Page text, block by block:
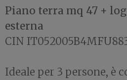
Piano terra mq 47 +
esterna
CIN
Ideale per 3 persone, è